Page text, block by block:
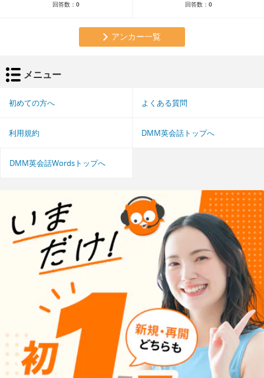
回答数： 0 回答数： 0
アンカー一覧
メニュー
初めての方へ よくある質問
利用規約 DMM英会話トップへ
DMM英会話Wordsトップへ